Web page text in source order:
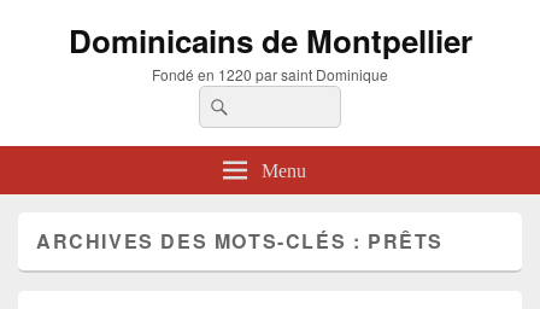
Dominicains de Montpellier
Fondé en 1220 par saint Dominique
Recherche :
Menu
ARCHIVES DES MOTS-CLÉS : PRÊTS